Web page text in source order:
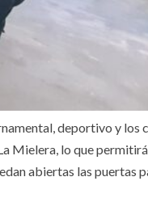
deportivo y los
Mielera, lo que
abiertas las puertas